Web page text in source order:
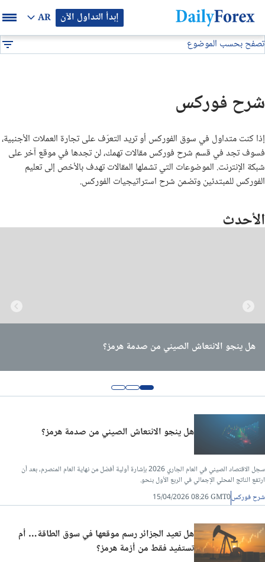
إبدأ التداول الآن AR
بيان إعلاني
تصفح بحسب الموضوع
تداول العملات الرقمية والبيتكوين
استراتيجيات فوركس
مؤشرات فوركس
ما هو فوركس
شرح فوركس
إذا كنت متداول في سوق الفوركس أو تريد التعرّف على تجارة العملات الأجنبية،
فسوف تجد في قسم شرح فوركس مقالات تهمك، لن تجدها في موقع آخر على
شبكة الإنترنت. الموضوعات التي تشملها المقالات تهدف بالأخص إلى تعليم
الفوركس للمبتدئين وتضمن شرح استراتيجيات الفوركس.
الأحدث
هل ينجو الانتعاش الصيني من صدمة هرمز؟
هل تعيد الجزائر رسم موقعها في سوق الطاقة… أم تستفيد فقط من
أزمة هرمز؟
قطر تقلب موازين الطاقة العالمية: بدء إنتاج ضخم من الغاز يعيد رسم
خريطة السوق
هل ينجو الانتعاش الصيني من صدمة هرمز؟
سجل الاقتصاد الصيني في العام الجاري 2026 بإشارة أولية أفضل من نهاية العام المنصرم، بعد أن
ارتفع الناتج المحلي الإجمالي في الربع الأول بنحو.
شرح فوركس15/04/2026 08:26 GMT0
هل تعيد الجزائر رسم موقعها في سوق الطاقة… أم
تستفيد فقط من أزمة هرمز؟